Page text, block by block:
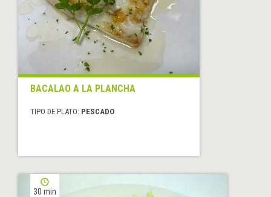
BACALAO A LA PLANCHA
TIPO DE PLATO: PESCADO
30 min